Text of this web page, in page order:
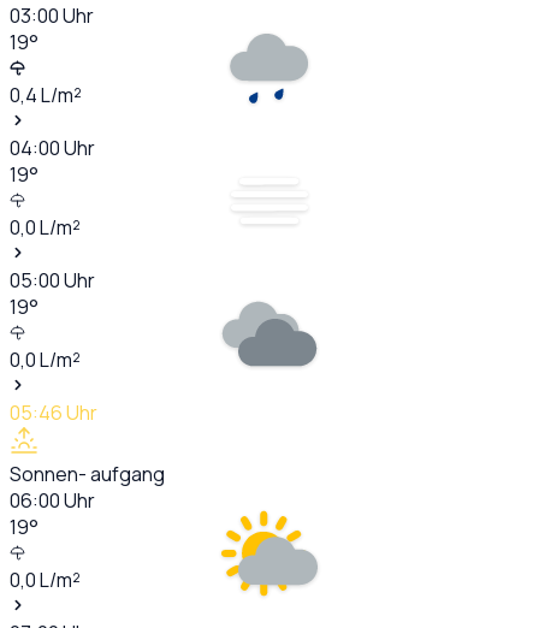
03:00Uhr
19°
0,4L/m²
04:00Uhr
19°
0,0L/m²
05:00Uhr
19°
0,0L/m²
05:46Uhr
Sonnen- aufgang
06:00Uhr
19°
0,0L/m²